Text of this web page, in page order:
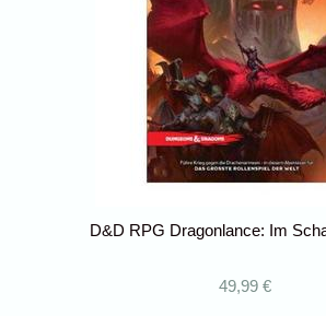
D&D RPG Dragonlance: Im
49,99 €